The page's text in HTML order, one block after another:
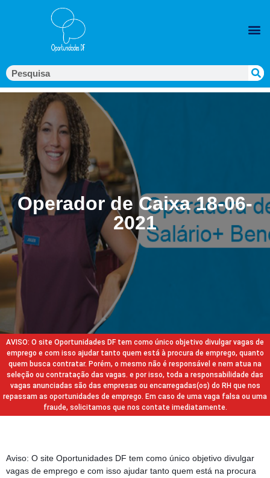
Operador de Caixa 18-06-
2021
AVISO: O site Oportunidades DF tem como único objetivo divulgar vagas de
emprego e com isso ajudar tanto quem está à procura de emprego, quanto
quem busca contratar. Porém, o mesmo não é responsável e nem atua na
seleção ou contratação das vagas. e por isso, toda a responsabilidade das
vagas anunciadas são das empresas ou encarregadas(os) do RH que nos
repassam as oportunidades de emprego. Em caso de uma vaga falsa ou uma
fraude, solicitamos que nos contate imediatamente.
Aviso: O site Oportunidades DF tem como único objetivo divulgar
vagas de emprego e com isso ajudar tanto quem está na procura